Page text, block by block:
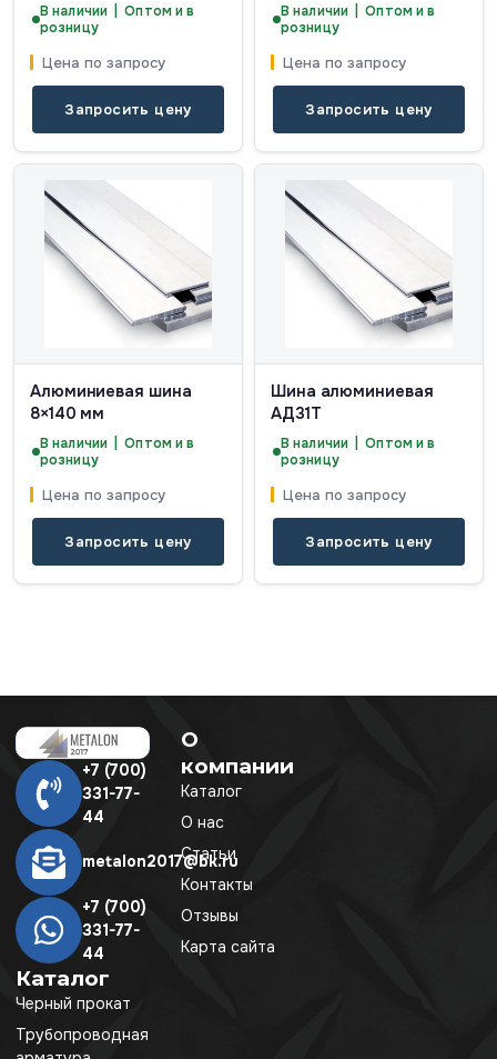
В наличии | Оптом и в
розницу
Цена по запросу
Запросить цену
В наличии | Оптом и в
розницу
Цена по запросу
Запросить цену
Алюминиевая шина
8×140 мм
В наличии | Оптом и в
розницу
Цена по запросу
Запросить цену
Шина алюминиевая
АД31Т
В наличии | Оптом и в
розницу
Цена по запросу
Запросить цену
+7 (700)
331-77-
44
metalon2017@bk.ru
+7 (700)
331-77-
44
Каталог
Черный прокат
Трубопроводная
О
компании
Каталог
О нас
Статьи
Контакты
Отзывы
Карта сайта